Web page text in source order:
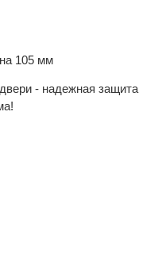
105 мм
- надежная защита